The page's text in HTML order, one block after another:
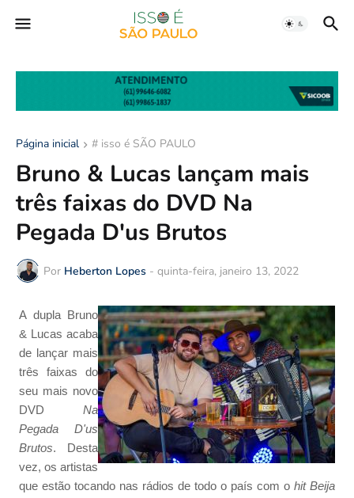
Página inicial # isso é SÃO PAULO
Bruno & Lucas lançam mais
três faixas do DVD Na
Pegada D'us Brutos
Por Heberton Lopes - quinta-feira, janeiro 13, 2022
A dupla Bruno
& Lucas acaba
de lançar mais
três faixas do
seu mais novo
DVD Na
Pegada D'us
Brutos. Desta
vez, os artistas
que estão tocando nas rádios de todo o país com o hit Beija